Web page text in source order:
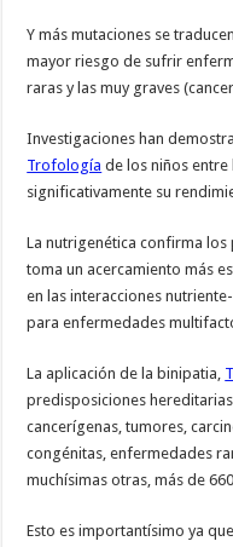
Y más mutaciones se
mayor riesgo de sufrir
raras y las muy graves
Investigaciones han
Trofología de los niños
significativamente su
La nutrigenética confirma los
toma un acercamiento más
en las interacciones
para enfermedades
La aplicación de la binipatia,
predisposiciones
cancerígenas, tumores,
congénitas, enfermedades
muchísimas otras, más de
Esto es importantísimo ya